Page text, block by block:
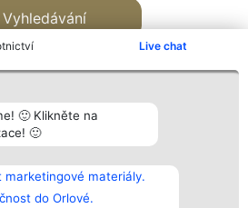
Live chat
🙂 Klikněte na
🙂
materiály.
do Orlové.
Vyhledávání
Vítězové
Seznam všech
laureátů
Zásady
Kontakt